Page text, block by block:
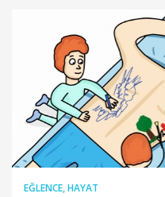
EĞLENCE,HAYAT